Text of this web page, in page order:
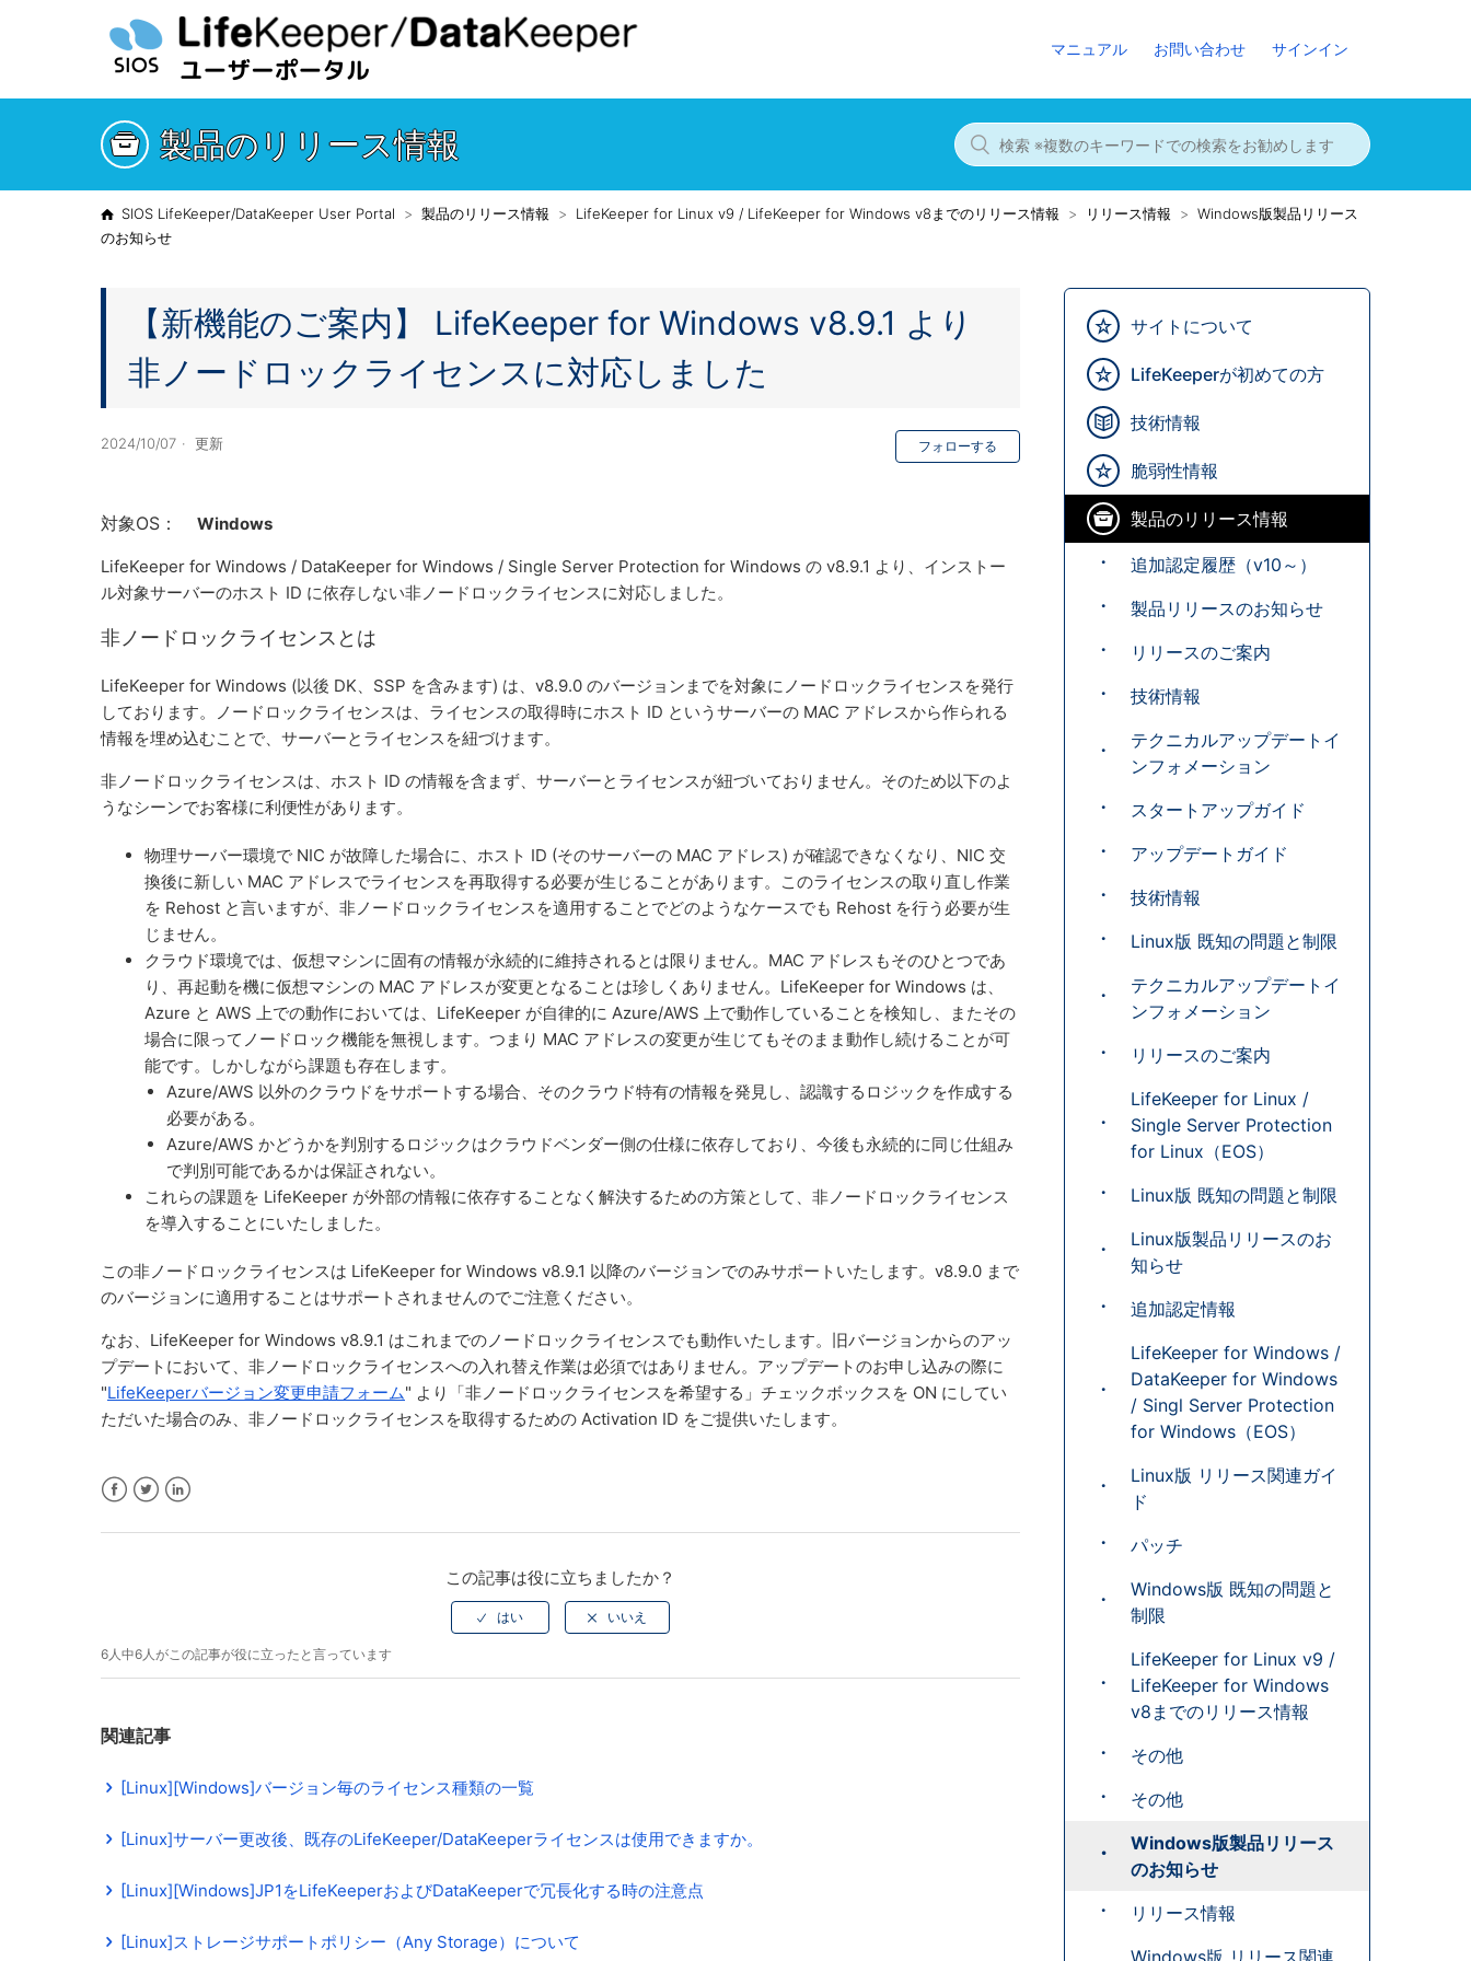
マニュアル お問い合わせ サインイン
製品のリリース情報
SIOS LifeKeeper/DataKeeper User Portal 製品のリリース情報 LifeKeeper for Linux v9 / LifeKeeper for Windows v8までのリリース情報 リリース情報
Windows版製品リリース
のお知らせ
サイトについて
LifeKeeperが初めての方
技術情報
脆弱性情報
製品のリリース情報
追加認定履歴（v10～）
製品リリースのお知らせ
リリースのご案内
技術情報
テクニカルアップデートイ
ンフォメーション
スタートアップガイド
アップデートガイド
技術情報
Linux版 既知の問題と制限
テクニカルアップデートイ
ンフォメーション
リリースのご案内
LifeKeeper for Linux /
Single Server Protection
for Linux（EOS）
Linux版 既知の問題と制限
Linux版製品リリースのお
知らせ
追加認定情報
LifeKeeper for Windows /
DataKeeper for Windows
/ Singl Server Protection
for Windows（EOS）
Linux版 リリース関連ガイ
ド
パッチ
Windows版 既知の問題と
制限
LifeKeeper for Linux v9 /
LifeKeeper for Windows
v8までのリリース情報
その他
その他
Windows版製品リリース
のお知らせ
リリース情報
Windows版 リリース関連
【新機能のご案内】 LifeKeeper for Windows v8.9.1 より
非ノードロックライセンスに対応しました
2024/10/07 更新 フォローする
対象OS： Windows
LifeKeeper for Windows / DataKeeper for Windows / Single Server Protection for Windows の v8.9.1 より、インストー
ル対象サーバーのホスト ID に依存しない非ノードロックライセンスに対応しました。
非ノードロックライセンスとは
LifeKeeper for Windows (以後 DK、SSP を含みます) は、v8.9.0 のバージョンまでを対象にノードロックライセンスを発行
しております。ノードロックライセンスは、ライセンスの取得時にホスト ID というサーバーの MAC アドレスから作られる
情報を埋め込むことで、サーバーとライセンスを紐づけます。
非ノードロックライセンスは、ホスト ID の情報を含まず、サーバーとライセンスが紐づいておりません。そのため以下のよ
うなシーンでお客様に利便性があります。
物理サーバー環境で NIC が故障した場合に、ホスト ID (そのサーバーの MAC アドレス) が確認できなくなり、NIC 交
換後に新しい MAC アドレスでライセンスを再取得する必要が生じることがあります。このライセンスの取り直し作業
を Rehost と言いますが、非ノードロックライセンスを適用することでどのようなケースでも Rehost を行う必要が生
じません。
クラウド環境では、仮想マシンに固有の情報が永続的に維持されるとは限りません。MAC アドレスもそのひとつであ
り、再起動を機に仮想マシンの MAC アドレスが変更となることは珍しくありません。LifeKeeper for Windows は、
Azure と AWS 上での動作においては、LifeKeeper が自律的に Azure/AWS 上で動作していることを検知し、またその
場合に限ってノードロック機能を無視します。つまり MAC アドレスの変更が生じてもそのまま動作し続けることが可
能です。しかしながら課題も存在します。
Azure/AWS 以外のクラウドをサポートする場合、そのクラウド特有の情報を発見し、認識するロジックを作成する
必要がある。
Azure/AWS かどうかを判別するロジックはクラウドベンダー側の仕様に依存しており、今後も永続的に同じ仕組み
で判別可能であるかは保証されない。
これらの課題を LifeKeeper が外部の情報に依存することなく解決するための方策として、非ノードロックライセンス
を導入することにいたしました。
この非ノードロックライセンスは LifeKeeper for Windows v8.9.1 以降のバージョンでのみサポートいたします。v8.9.0 まで
のバージョンに適用することはサポートされませんのでご注意ください。
なお、LifeKeeper for Windows v8.9.1 はこれまでのノードロックライセンスでも動作いたします。旧バージョンからのアッ
プデートにおいて、非ノードロックライセンスへの入れ替え作業は必須ではありません。アップデートのお申し込みの際に
"LifeKeeperバージョン変更申請フォーム" より「非ノードロックライセンスを希望する」チェックボックスを ON にしてい
ただいた場合のみ、非ノードロックライセンスを取得するための Activation ID をご提供いたします。
この記事は役に立ちましたか？
6人中6人がこの記事が役に立ったと言っています
関連記事
[Linux][Windows]バージョン毎のライセンス種類の一覧
[Linux]サーバー更改後、既存のLifeKeeper/DataKeeperライセンスは使用できますか。
[Linux][Windows]JP1をLifeKeeperおよびDataKeeperで冗長化する時の注意点
[Linux]ストレージサポートポリシー（Any Storage）について